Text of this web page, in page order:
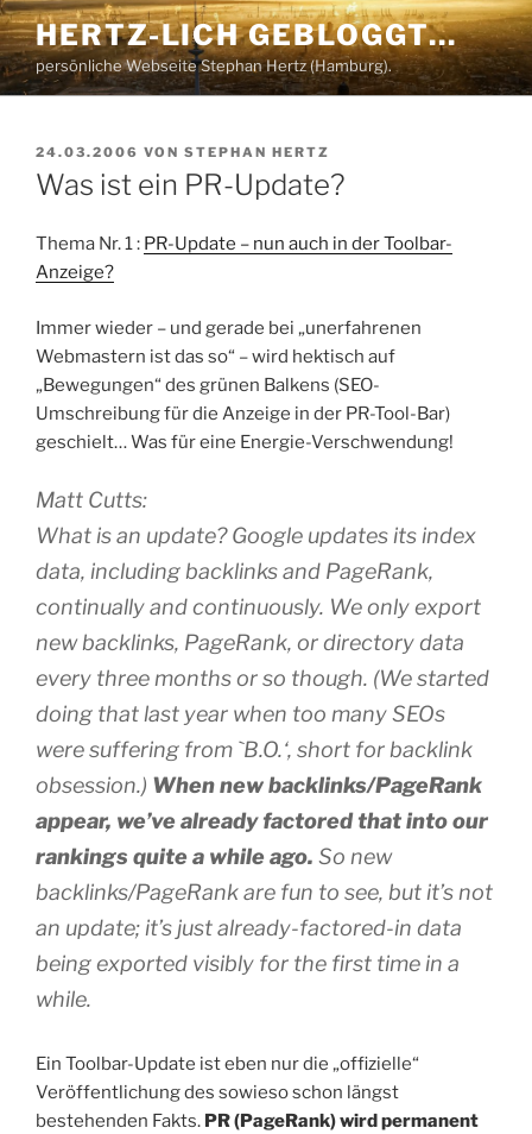
Zum
Inhalt
springen
HERTZ-LICH GEBLOGGT…
persönliche Webseite Stephan Hertz (Hamburg).
VERÖFFENTLICHT
AM
24.03.2006 VON STEPHAN HERTZ
Was ist ein PR-Update?
Thema Nr. 1 : PR-Update – nun auch in der Toolbar-
Anzeige?
Immer wieder – und gerade bei „unerfahrenen
Webmastern ist das so“ – wird hektisch auf
„Bewegungen“ des grünen Balkens (SEO-
Umschreibung für die Anzeige in der PR-Tool-Bar)
geschielt… Was für eine Energie-Verschwendung!
Matt Cutts:
What is an update? Google updates its index
data, including backlinks and PageRank,
continually and continuously. We only export
new backlinks, PageRank, or directory data
every three months or so though. (We started
doing that last year when too many SEOs
were suffering from `B.O.‘, short for backlink
obsession.) When new backlinks/PageRank
appear, we’ve already factored that into our
rankings quite a while ago. So new
backlinks/PageRank are fun to see, but it’s not
an update; it’s just already-factored-in data
being exported visibly for the first time in a
while.
Ein Toolbar-Update ist eben nur die „offizielle“
Veröffentlichung des sowieso schon längst
bestehenden Fakts. PR (PageRank) wird permanent